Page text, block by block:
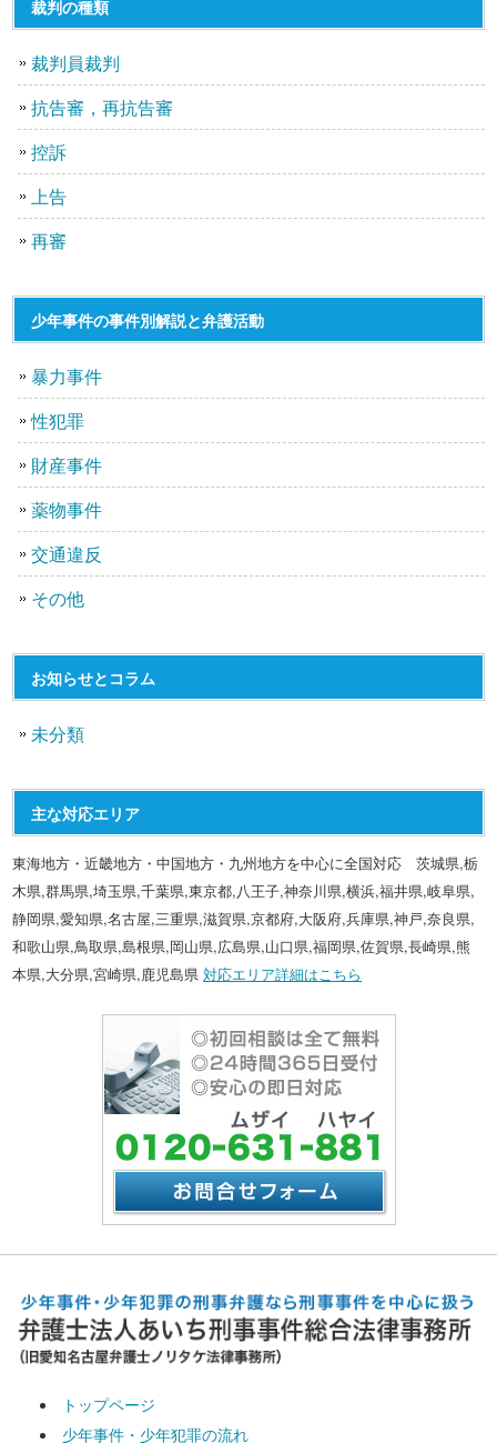
裁判の種類
裁判員裁判
抗告審，再抗告審
控訴
上告
再審
少年事件の事件別解説と弁護活動
暴力事件
性犯罪
財産事件
薬物事件
交通違反
その他
お知らせとコラム
未分類
主な対応エリア
東海地方・近畿地方・中国地方・九州地方を中心に全国対応 茨城県,栃
木県,群馬県,埼玉県,千葉県,東京都,八王子,神奈川県,横浜,福井県,岐阜県,
静岡県,愛知県,名古屋,三重県,滋賀県,京都府,大阪府,兵庫県,神戸,奈良県,
和歌山県,鳥取県,島根県,岡山県,広島県,山口県,福岡県,佐賀県,長崎県,熊
本県,大分県,宮崎県,鹿児島県対応エリア詳細はこちら
トップページ
少年事件・少年犯罪の流れ